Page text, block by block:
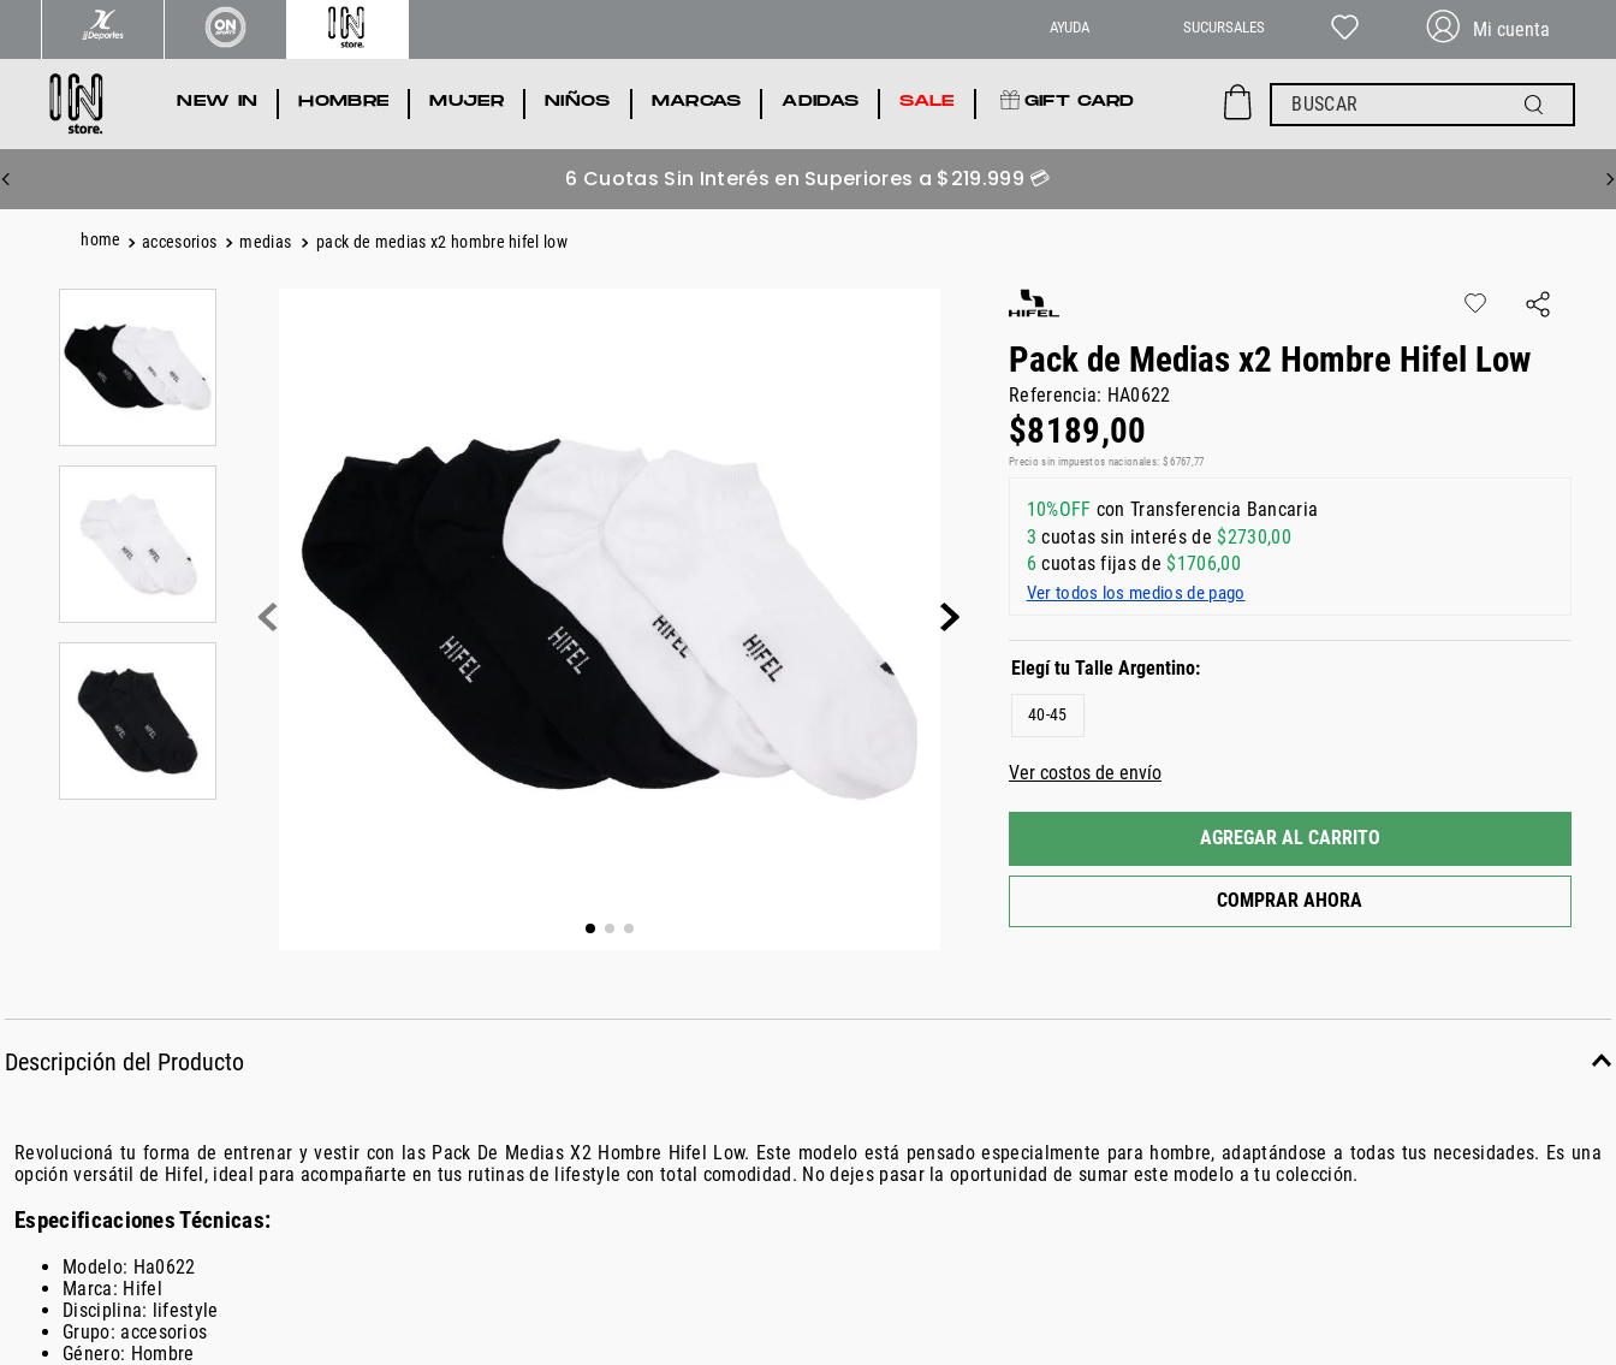
AYUDA SUCURSALES
NEW IN HOMBRE MUJER NIÑOS MARCAS ADIDAS SALE GIFT CARD BUSCAR
Zapatillas adidas más buscadas 💥Ver acá
accesorios medias pack de medias x2 hombre hifel low
Pack de Medias x2 Hombre Hifel Low
Referencia: HA0622
$8189,00
Precio sin impuestos nacionales: $ 6767 77
10%OFF con Transferencia Bancaria
3 cuotas sin interés de $2730,00
6 cuotas fijas de $1706,00
Ver todos los medios de pago
40-45
Ver costos de envío
AGREGAR AL CARRITO
COMPRAR AHORA
Descripción del Producto
Revolucioná tu forma de entrenar y vestir con las Pack De Medias X2 Hombre Hifel Low. Este modelo está pensado especialmente para hombre, adaptándose a todas tus necesidades. Es una
opción versátil de Hifel, ideal para acompañarte en tus rutinas de lifestyle con total comodidad. No dejes pasar la oportunidad de sumar este modelo a tu colección.
Especificaciones Técnicas:
Modelo: Ha0622
Marca: Hifel
Disciplina: lifestyle
Grupo: accesorios
Género: Hombre